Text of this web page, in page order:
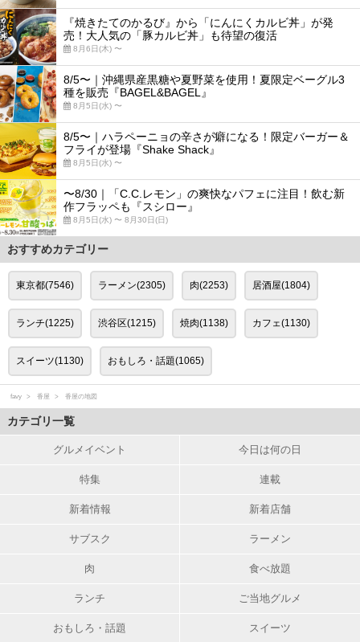
『焼きたてのかるび』から「にんにくカルビ丼」が発
売！大人気の「豚カルビ丼」も待望の復活
8月6日(木) 〜
8/5〜｜沖縄県産黒糖や夏野菜を使用！夏限定ベーグル3
種を販売『BAGEL&BAGEL』
8月5日(水) 〜
8/5〜｜ハラペーニョの辛さが癖になる！限定バーガー＆
フライが登場『Shake Shack』
8月5日(水) 〜
〜8/30｜「C.C.レモン」の爽快なパフェに注目！飲む新
作フラッペも『スシロー』
8月5日(水) 〜 8月30日(日)
おすすめカテゴリー
東京都(7546) ラーメン(2305) 肉(2253) 居酒屋(1804)
ランチ(1225) 渋谷区(1215) 焼肉(1138) カフェ(1130)
スイーツ(1130) おもしろ・話題(1065)
favy 香屋 香屋の地図
カテゴリ一覧
グルメイベント 今日は何の日
特集 連載
新着情報 新着店舗
サブスク ラーメン
肉 食べ放題
ランチ ご当地グルメ
おもしろ・話題 スイーツ